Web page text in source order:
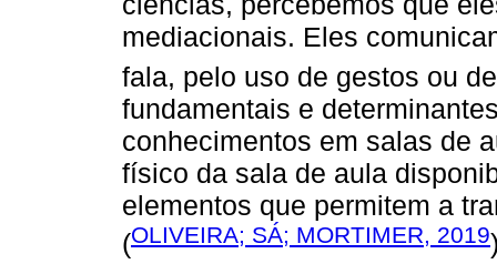
mediacionais. Eles
fala, pelo uso de gestos ou
fundamentais e
conhecimentos em salas de
físico da sala de aula
elementos que permitem a
(OLIVEIRA; SÁ; MORTIMER, 2019